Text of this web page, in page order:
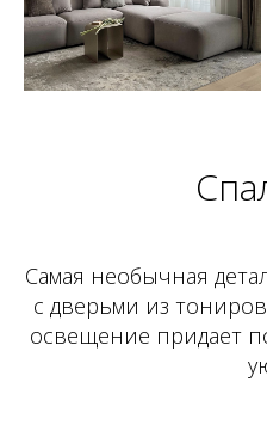
Самая необычная
с дверьми из
освещение придает